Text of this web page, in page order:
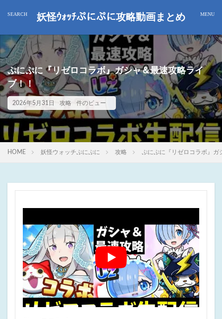
妖怪ｳｫｯﾁぷにぷに攻略動画まとめ
ぷにぷに『リゼロコラボ』ガシャ＆最速攻略ライ
ブ！！
2026年5月31日 攻略 件のビュー
HOME 妖怪ウォッチぷにぷに 攻略 ぷにぷに『リゼロコラボ』ガ